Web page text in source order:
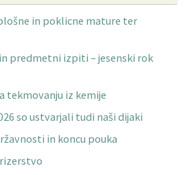
in poklicne mature ter
predmetni izpiti – jesenski rok
tekmovanju iz kemije
so ustvarjali tudi naši dijaki
in koncu pouka